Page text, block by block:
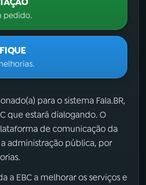
pedido.
para o sistema Fala.BR,
que estará dialogando. O
de comunicação da
administração pública, por
a EBC a melhorar os serviços e